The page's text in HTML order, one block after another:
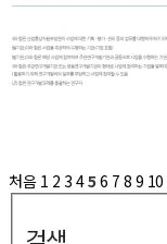
처음 1 2 3 4 5 6 7 8 9 10